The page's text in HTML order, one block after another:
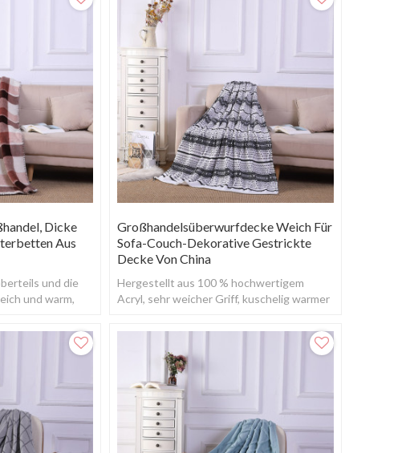
Dicke
Aus
und die
und warm,
Großhandelsüberwurfdecke Weich Für
Sofa-Couch-Dekorative Gestrickte
Decke Von China
Hergestellt aus 100 % hochwertigem
Acryl, sehr weicher Griff, kuschelig warmer